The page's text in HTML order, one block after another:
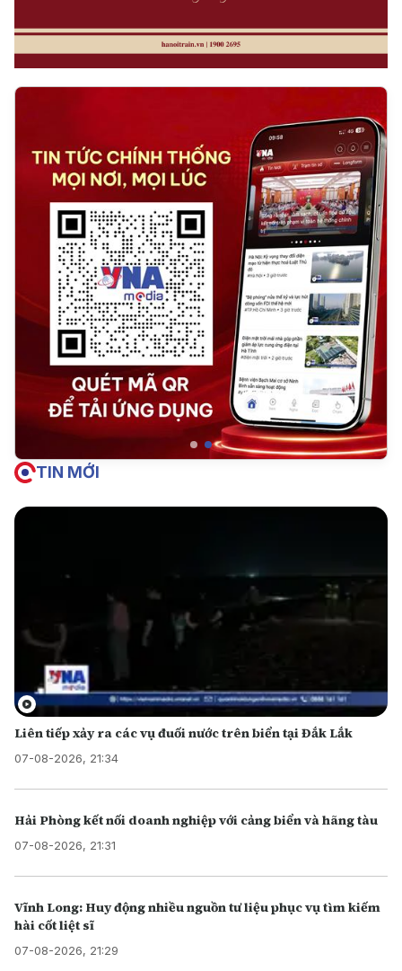
TIN MỚI
Liên tiếp xảy ra các vụ đuối nước trên biển tại Đắk Lắk
07-08-2026, 21:34
Hải Phòng kết nối doanh nghiệp với cảng biển và hãng tàu
07-08-2026, 21:31
Vĩnh Long: Huy động nhiều nguồn tư liệu phục vụ tìm kiếm
hài cốt liệt sĩ
07-08-2026, 21:29